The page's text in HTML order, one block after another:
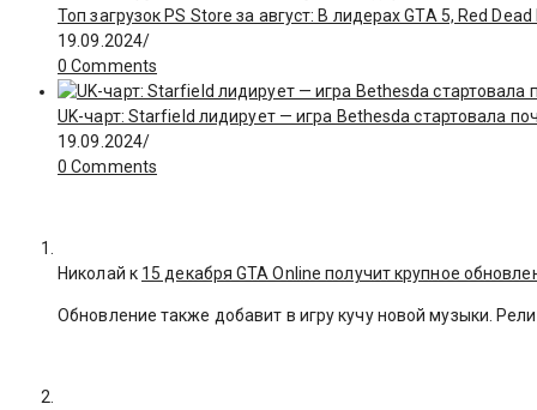
Топ загрузок PS Store за август: В лидерах GTA 5, Red
19.09.2024/
0 Comments
UK-чарт: Starfield лидирует — игра Bethesda стартовала
19.09.2024/
0 Comments
Николай к 15 декабря GTA Online получит крупное
Обновление также добавит в игру кучу новой музыки.